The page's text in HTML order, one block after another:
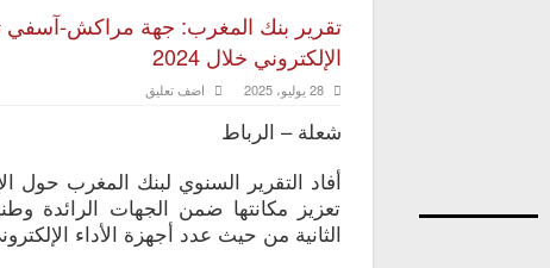
تقرير بنك المغرب: جهة مراكش-آسفي
الإلكتروني خلال 2024
28 يوليو، 2025 اضف تعليق
شعلة – الرباط
تعزيز مكانتها ضمن الجهات الرائدة
الثانية من حيث عدد أجهزة الأداء